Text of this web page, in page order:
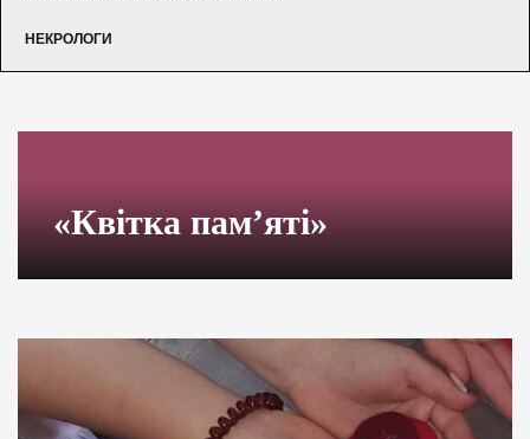
НЕКРОЛОГИ
«Квітка пам’яті»